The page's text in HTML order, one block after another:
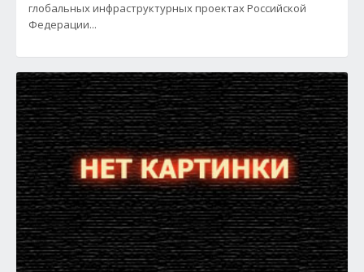
глобальных инфраструктурных проектах Российской
Федерации...